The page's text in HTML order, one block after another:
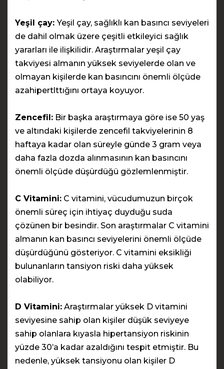
Yeşil çay:Yeşil çay, sağlıklı kan basıncı seviyeleri
de dahil olmak üzere çeşitli etkileyici sağlık
yararları ile ilişkilidir. Araştırmalar yeşil çay
takviyesi almanın yüksek seviyelerde olan ve
olmayan kişilerde kan basıncını önemli ölçüde
azahipertlttığını ortaya koyuyor.
Zencefil: Bir başka araştırmaya göre ise 50 yaş
ve altındaki kişilerde zencefil takviyelerinin 8
haftaya kadar olan süreyle günde 3 gram veya
daha fazla dozda alınmasının kan basıncını
önemli ölçüde düşürdüğü gözlemlenmiştir.
C Vitamini: C vitamini, vücudumuzun birçok
önemli süreç için ihtiyaç duyduğu suda
çözünen bir besindir. Son araştırmalar C vitamini
almanın kan basıncı seviyelerini önemli ölçüde
düşürdüğünü gösteriyor. C vitamini eksikliği
bulunanların tansiyon riski daha yüksek
olabiliyor.
D Vitamini: Araştırmalar yüksek D vitamini
seviyesine sahip olan kişiler düşük seviyeye
sahip olanlara kıyasla hipertansiyon riskinin
yüzde 30’a kadar azaldığını tespit etmiştir. Bu
nedenle, yüksek tansiyonu olan kişiler D